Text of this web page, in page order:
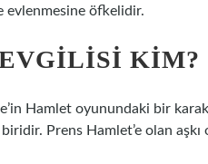
evlenmesine öfkelidir.
KIM?
Hamlet oyunundaki bir
Prens Hamlet’e olan